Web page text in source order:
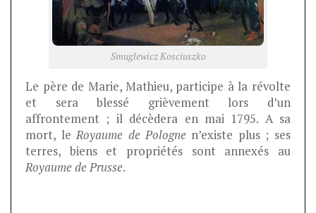
Smuglewicz Kosciuszko
Le père de Marie, Mathieu, participe à la révolte
et sera blessé grièvement lors d’un
affrontement ; il décèdera en mai 1795. A sa
mort, leRoyaume de Pologne n’existe plus ; ses
terres, biens et propriétés sont annexés au
Royaume de Prusse.